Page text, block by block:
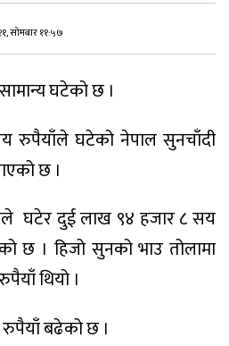
सोमबार ११:५७
घटेको छ ।
रुपैयाँले घटेको नेपाल सुनचाँदी
छ ।
घटेर दुई लाख ९४ हजार ८ सय
छ । हिजो सुनको भाउ तोलामा
थियो ।
बढेको छ ।